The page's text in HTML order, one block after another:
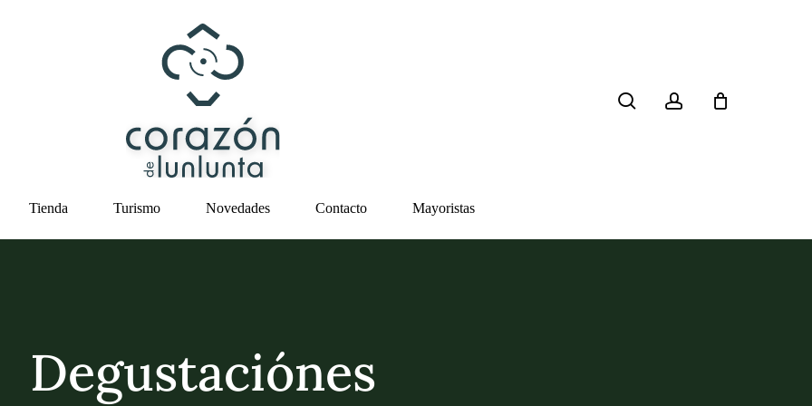
Tienda Turismo Novedades Contacto Mayoristas
Degustaciónes